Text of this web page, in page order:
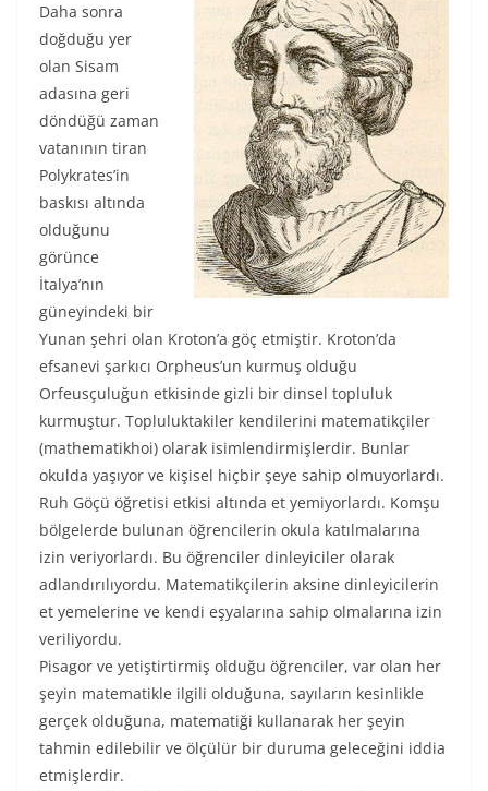
Daha sonra
doğduğu yer
olan Sisam
adasına geri
döndüğü zaman
vatanının tiran
Polykrates’in
baskısı altında
olduğunu
görünce
İtalya’nın
güneyindeki bir
Yunan şehri olan Kroton’a göç etmiştir. Kroton’da
efsanevi şarkıcı Orpheus’un kurmuş olduğu
Orfeusçuluğun etkisinde gizli bir dinsel topluluk
kurmuştur. Topluluktakiler kendilerini matematikçiler
(mathematikhoi) olarak isimlendirmişlerdir. Bunlar
okulda yaşıyor ve kişisel hiçbir şeye sahip olmuyorlardı.
Ruh Göçü öğretisi etkisi altında et yemiyorlardı. Komşu
bölgelerde bulunan öğrencilerin okula katılmalarına
izin veriyorlardı. Bu öğrenciler dinleyiciler olarak
adlandırılıyordu. Matematikçilerin aksine dinleyicilerin
et yemelerine ve kendi eşyalarına sahip olmalarına izin
veriliyordu.
Pisagor ve yetiştirtirmiş olduğu öğrenciler, var olan her
şeyin matematikle ilgili olduğuna, sayıların kesinlikle
gerçek olduğuna, matematiği kullanarak her şeyin
tahmin edilebilir ve ölçülür bir duruma geleceğini iddia
etmişlerdir.